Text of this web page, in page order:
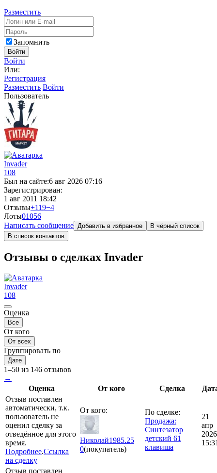
Разместить
Запомнить
Войти
Войти
Или:
Регистрация
Разместить Войти
Пользователь
Invader
108
Был на сайте:6 авг 2026 07:16
Зарегистрирован:
1 авг 2011 18:42
Отзывы+119−4
Лоты01056
Написать сообщение Добавить в избранное
В чёрный список
В список контактов
Отзывы о сделках Invader
Invader
108
Оценка
Все
От кого
От всех
Группировать по
Дате
1–50 из 146 отзывов
→
Оценка
От кого Сделка
Отзыв поставлен
автоматически, т.к.
пользователь не
оценил сделку за
отведённое для этого
время.
Подробнее.Ссылка
на сделку
От кого:
Николай1985.25
0(покупатель)
По сделке:
Продажа:
Синтезатор
детский 61
клавиша
21
апр
2026
Отзыв поставлен